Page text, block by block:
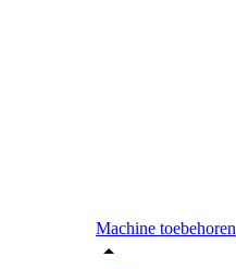
Machine toebehoren